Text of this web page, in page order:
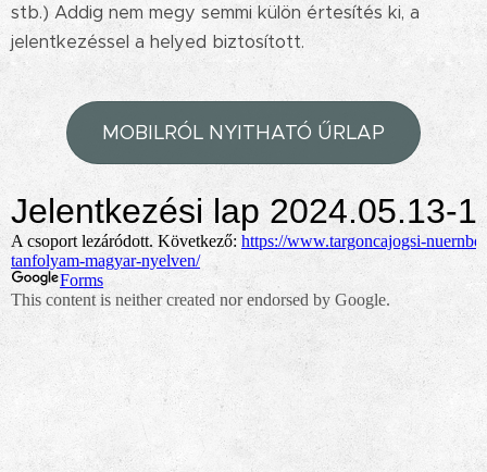
stb.) Addig nem megy semmi külön értesítés ki, a
jelentkezéssel a helyed biztosított.
MOBILRÓL NYITHATÓ ŰRLAP